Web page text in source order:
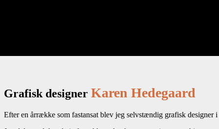
Grafisk designer Karen Hedegaard
Efter en årrække som fastansat blev jeg selvstændig grafisk